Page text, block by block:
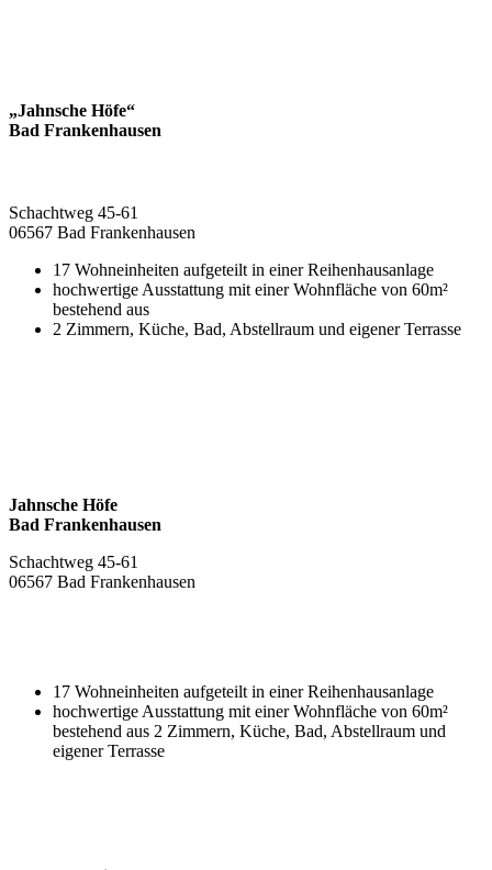
„Jahnsche Höfe“
Bad Frankenhausen
Schachtweg 45-61
06567 Bad Frankenhausen
17 Wohneinheiten aufgeteilt in einer Reihenhausanlage
hochwertige Ausstattung mit einer Wohnfläche von 60m²
bestehend aus
2 Zimmern, Küche, Bad, Abstellraum und eigener Terrasse
Jahnsche Höfe
Bad Frankenhausen
Schachtweg 45-61
06567 Bad Frankenhausen
17 Wohneinheiten aufgeteilt in einer Reihenhausanlage
hochwertige Ausstattung mit einer Wohnfläche von 60m²
bestehend aus 2 Zimmern, Küche, Bad, Abstellraum und
eigener Terrasse